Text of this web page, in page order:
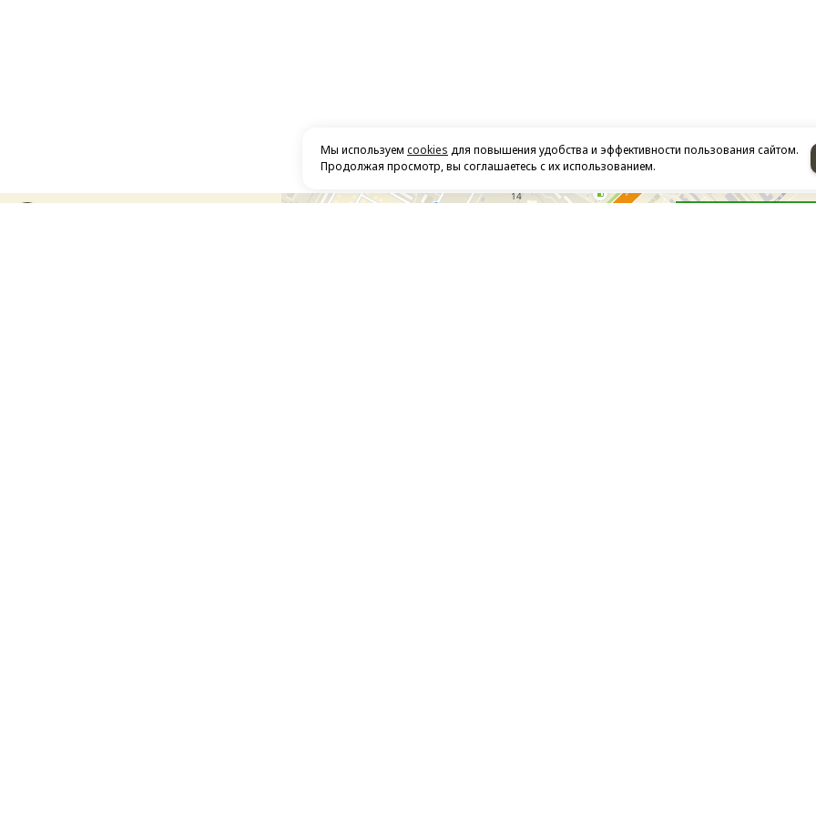
Мы используем cookies для повышения удобства и эффективности пользования сайтом.
Продолжая просмотр, вы соглашаетесь с их использованием.